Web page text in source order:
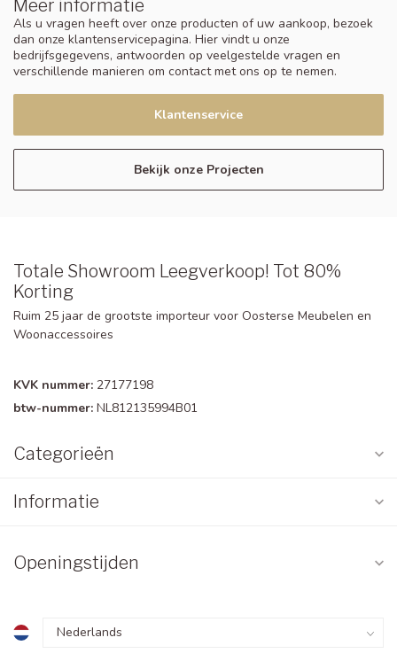
Meer informatie
Als u vragen heeft over onze producten of uw aankoop, bezoek
dan onze klantenservicepagina. Hier vindt u onze
bedrijfsgegevens, antwoorden op veelgestelde vragen en
verschillende manieren om contact met ons op te nemen.
Klantenservice
Bekijk onze Projecten
Totale Showroom Leegverkoop! Tot 80%
Korting
Ruim 25 jaar de grootste importeur voor Oosterse Meubelen en
Woonaccessoires
KVK nummer: 27177198
btw-nummer: NL812135994B01
Categorieën
Informatie
Openingstijden